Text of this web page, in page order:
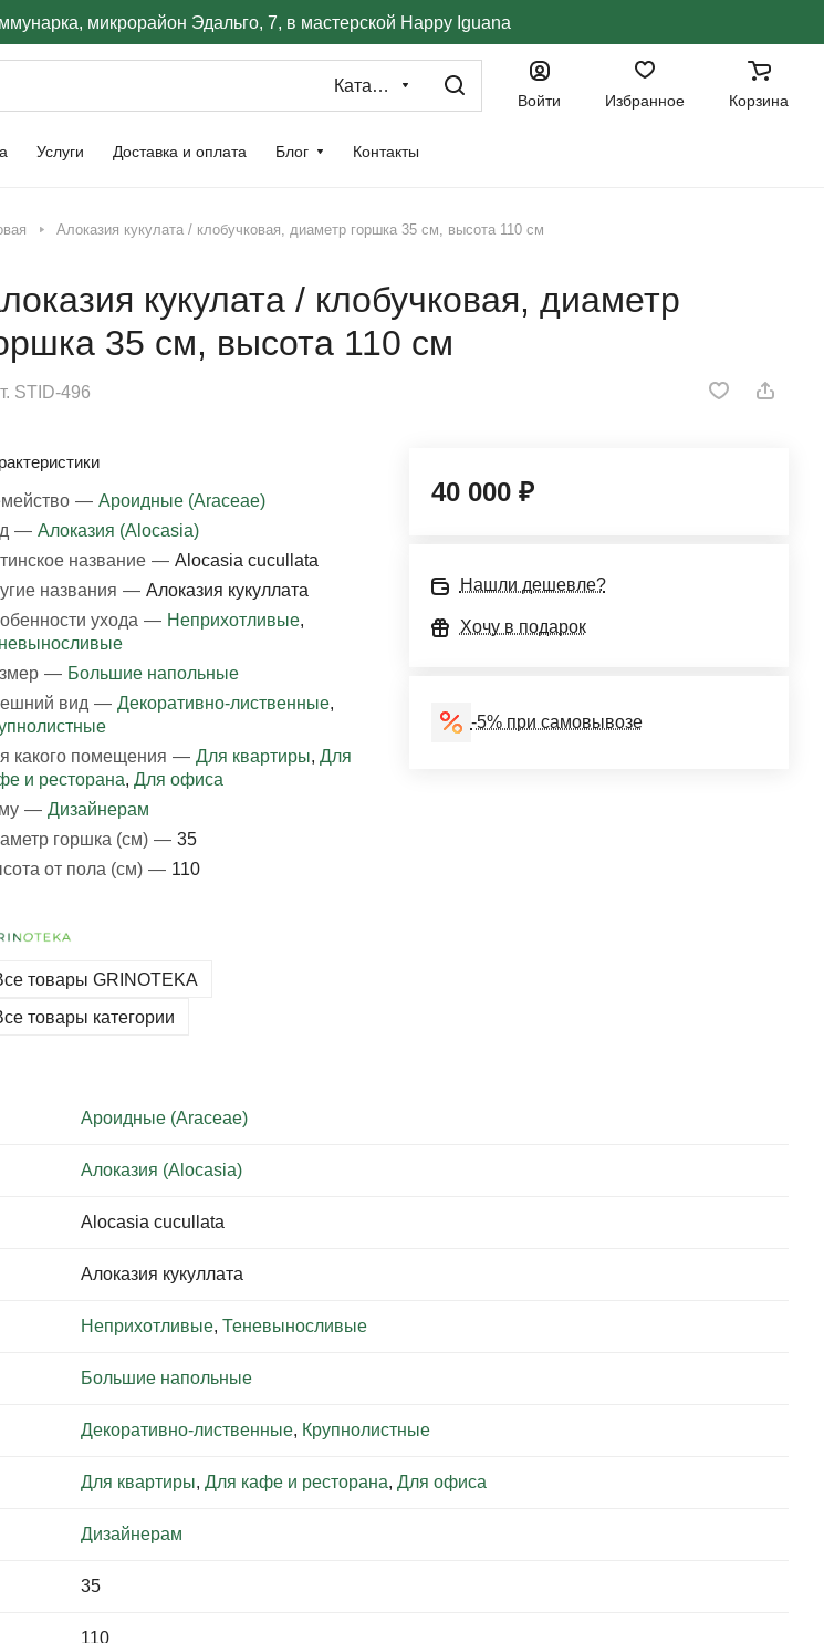
микрорайон Эдальго, 7, в мастерской Happy Iguana
Каталог
Войти Избранное Корзина
Услуги Доставка и оплата Блог Контакты
Алоказия кукулата / клобучковая, диаметр горшка 35 см, высота 110 см
кукулата / клобучковая, диаметр
35 см, высота 110 см
STID-496
— Ароидные (Araceae)
— Алоказия (Alocasia)
название — Alocasia cucullata
названия — Алоказия кукуллата
ухода — Неприхотливые,
— Большие напольные
вид — Декоративно-лиственные,
какого помещения — Для квартиры, Для
и ресторана, Для офиса
— Дизайнерам
горшка (см) — 35
от пола (см) — 110
товары GRINOTEKA
товары категории
40 000 ₽
Нашли дешевле?
Хочу в подарок
-5% при самовывозе
Ароидные (Araceae)
Алоказия (Alocasia)
Alocasia cucullata
Алоказия кукуллата
Неприхотливые, Теневыносливые
Большие напольные
Декоративно-лиственные, Крупнолистные
Для квартиры, Для кафе и ресторана, Для офиса
Дизайнерам
35
110